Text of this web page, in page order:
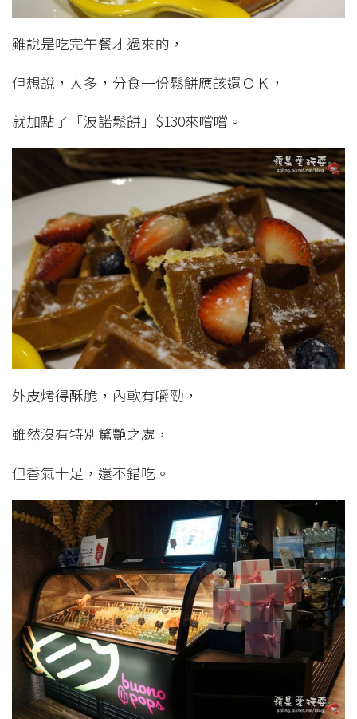
雖說是吃完午餐才過來的，
但想說，人多，分食一份鬆餅應該還ＯＫ，
就加點了「波諾鬆餅」$130來嚐嚐。
外皮烤得酥脆，內軟有嚼勁，
雖然沒有特別驚艷之處，
但香氣十足，還不錯吃。